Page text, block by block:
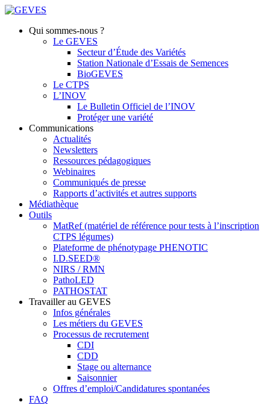
Qui sommes-nous ?
Le GEVES
Secteur d’Étude des Variétés
Station Nationale d’Essais de Semences
BioGEVES
Le CTPS
L’INOV
Le Bulletin Officiel de l’INOV
Protéger une variété
Communications
Actualités
Newsletters
Ressources pédagogiques
Webinaires
Communiqués de presse
Rapports d’activités et autres supports
Médiathèque
Outils
MatRef (matériel de référence pour tests à l’inscription
CTPS légumes)
Plateforme de phénotypage PHENOTIC
I.D.SEED®
NIRS / RMN
PathoLED
PATHOSTAT
Travailler au GEVES
Infos générales
Les métiers du GEVES
Processus de recrutement
CDI
CDD
Stage ou alternance
Saisonnier
Offres d’emploi/Candidatures spontanées
FAQ